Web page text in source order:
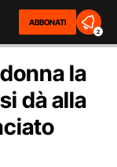
ABBONATI
2
la
dà alla